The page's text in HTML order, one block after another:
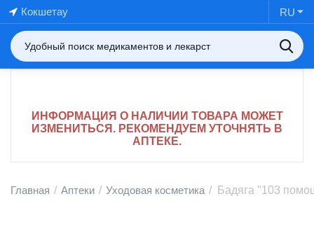
Кокшетау RU
ИНФОРМАЦИЯ О НАЛИЧИИ ТОВАРА МОЖЕТ
ИЗМЕНИТЬСЯ. РЕКОМЕНДУЕМ УТОЧНЯТЬ В
АПТЕКЕ.
Главная / Аптеки / Уходовая косметика / Бадяга "103